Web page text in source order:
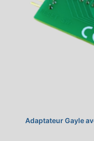
Adaptateur Gayle